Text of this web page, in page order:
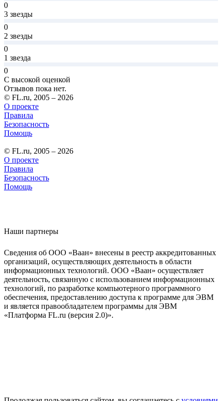
0
3 звезды
0
2 звезды
0
1 звезда
0
С высокой оценкой
Отзывов пока нет.
© FL.ru, 2005 – 2026
О проекте
Правила
Безопасность
Помощь
© FL.ru, 2005 – 2026
О проекте
Правила
Безопасность
Помощь
Наши партнеры
Сведения об ООО «Ваан» внесены в реестр аккредитованных
организаций, осуществляющих деятельность в области
информационных технологий. ООО «Ваан» осуществляет
деятельность, связанную с использованием информационных
технологий, по разработке компьютерного программного
обеспечения, предоставлению доступа к программе для ЭВМ
и является правообладателем программы для ЭВМ
«Платформа FL.ru (версия 2.0)».